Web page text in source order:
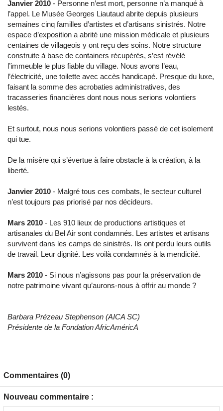
Janvier 2010 - Personne n’est mort, personne n’a manqué à
l’appel. Le Musée Georges Liautaud abrite depuis plusieurs
semaines cinq familles d’artistes et d’artisans sinistrés. Notre
espace d’exposition a abrité une mission médicale et plusieurs
centaines de villageois y ont reçu des soins. Notre structure
construite à base de containers récupérés, s’est révélé
l’immeuble le plus fiable du village. Nous avons l’eau,
l’électricité, une toilette avec accès handicapé. Presque du luxe,
faisant la somme des acrobaties administratives, des
tracasseries financières dont nous nous serions volontiers
lestés.
Et surtout, nous nous serions volontiers passé de cet isolement
qui tue.
De la misère qui s’évertue à faire obstacle à la création, à la
liberté.
Janvier 2010 - Malgré tous ces combats, le secteur culturel
n’est toujours pas priorisé par nos décideurs.
Mars 2010 - Les 910 lieux de productions artistiques et
artisanales du Bel Air sont condamnés. Les artistes et artisans
survivent dans les camps de sinistrés. Ils ont perdu leurs outils
de travail. Leur dignité. Les voilà condamnés à la mendicité.
Mars 2010 - Si nous n’agissons pas pour la préservation de
notre patrimoine vivant qu’aurons-nous à offrir au monde ?
Barbara Prézeau Stephenson (AICA SC)
Présidente de la Fondation AfricAméricA
Commentaires (0)
Nouveau commentaire :